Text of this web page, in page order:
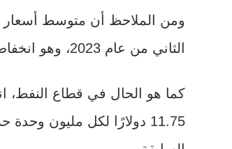
الثاني من عام 2023، وهو انخفاض حاد مقارنة بسعره البالغ 110 دولارات في العام السابق.
كما هو الحال في قطاع النفط،